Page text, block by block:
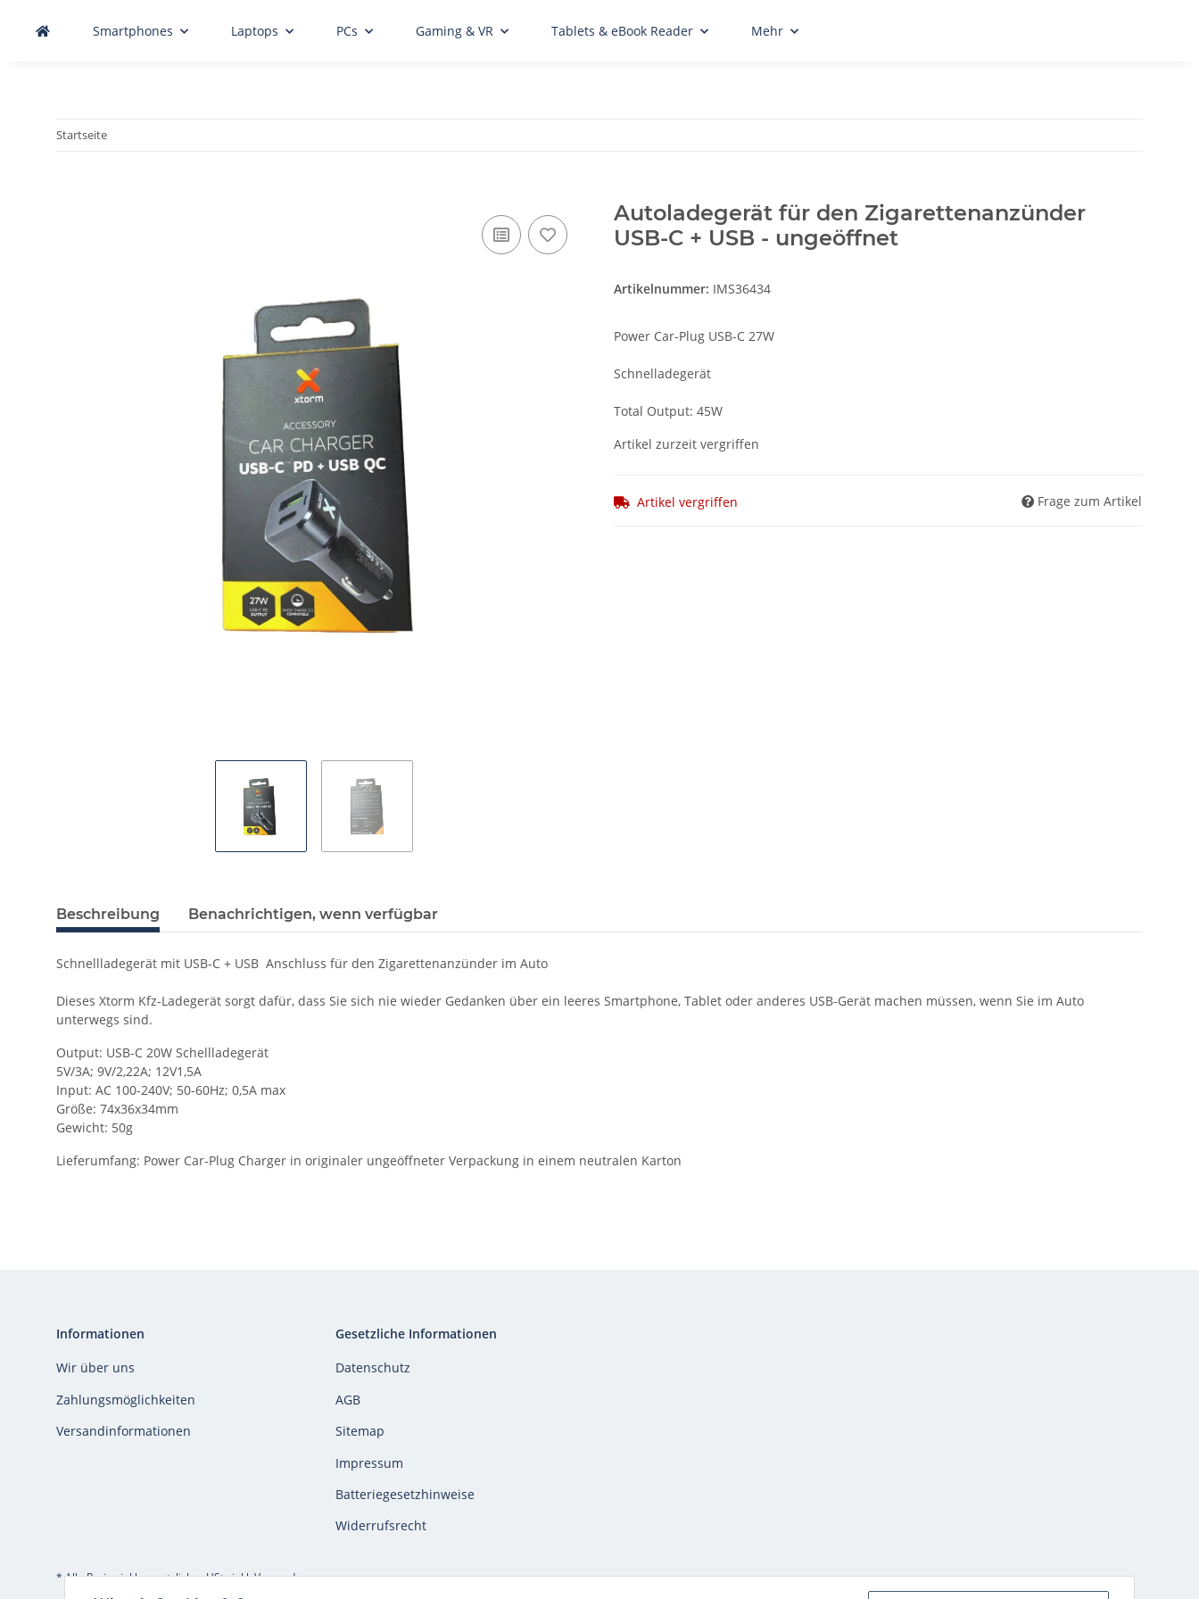
Smartphones Laptops PCs Gaming & VR Tablets & eBook Reader Mehr
Startseite
Autoladegerät für den Zigarettenanzünder
USB-C + USB - ungeöffnet
Artikelnummer: IMS36434
Power Car-Plug USB-C 27W
Schnelladegerät
Total Output: 45W
Artikel zurzeit vergriffen
Artikel vergriffen Frage zum Artikel
Beschreibung Benachrichtigen, wenn verfügbar
Schnellladegerät mit USB-C + USB Anschluss für den Zigarettenanzünder im Auto
Dieses Xtorm Kfz-Ladegerät sorgt dafür, dass Sie sich nie wieder Gedanken über ein leeres Smartphone, Tablet oder anderes USB-Gerät machen müssen, wenn Sie im Auto
unterwegs sind.
Output: USB-C 20W Schellladegerät
5V/3A; 9V/2,22A; 12V1,5A
Input: AC 100-240V; 50-60Hz; 0,5A max
Größe: 74x36x34mm
Gewicht: 50g
Lieferumfang: Power Car-Plug Charger in originaler ungeöffneter Verpackung in einem neutralen Karton
Informationen
Wir über uns
Zahlungsmöglichkeiten
Versandinformationen
Gesetzliche Informationen
Datenschutz
AGB
Sitemap
Impressum
Batteriegesetzhinweise
Widerrufsrecht
* Alle Preise inkl. gesetzlicher USt., inkl.Versand